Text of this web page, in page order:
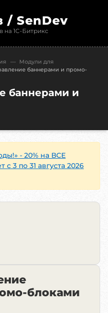
/ SenDev
на 1С-Битрикс
— Модули для
баннерами и промо-
баннерами и
- 20% на ВСЕ
3 по 31 августа 2026
блоками